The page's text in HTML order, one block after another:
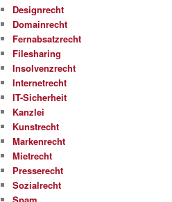
Designrecht
Domainrecht
Fernabsatzrecht
Filesharing
Insolvenzrecht
Internetrecht
IT-Sicherheit
Kanzlei
Kunstrecht
Markenrecht
Mietrecht
Presserecht
Sozialrecht